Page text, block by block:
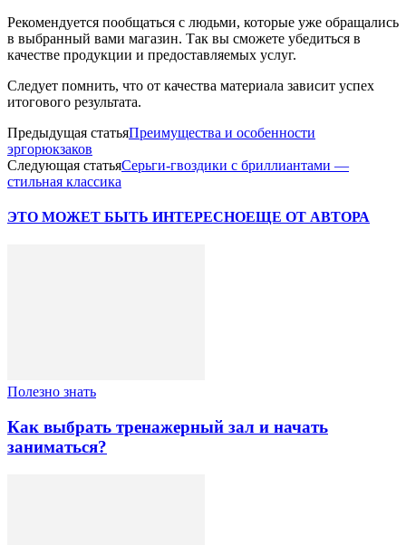
Рекомендуется пообщаться с людьми, которые уже обращались
в выбранный вами магазин. Так вы сможете убедиться в
качестве продукции и предоставляемых услуг.
Следует помнить, что от качества материала зависит успех
итогового результата.
Предыдущая статьяПреимущества и особенности
эргорюкзаков
Следующая статьяСерьги-гвоздики с бриллиантами —
стильная классика
ЭТО МОЖЕТ БЫТЬ ИНТЕРЕСНОЕЩЕ ОТ АВТОРА
Полезно знать
Как выбрать тренажерный зал и начать
заниматься?